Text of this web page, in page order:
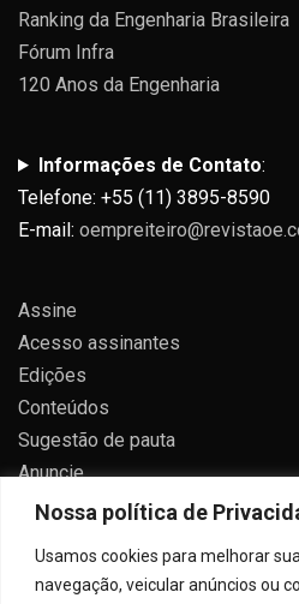
Nossa política de
Usamos cookies para melhorar
navegação, veicular anúncios ou
Ranking da Engenharia Brasileira
Fórum Infra
120 Anos da Engenharia
Informações de Contato:
Telefone: +55 (11) 3895-8590
E-mail:
Assine
Acesso assinantes
Edições
Conteúdos
Sugestão de pauta
Anuncie
Contato